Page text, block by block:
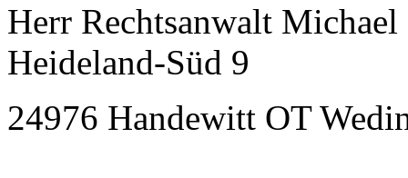
Herr Rechtsanwalt Michael
Heideland-Süd 9
24976 Handewitt OT